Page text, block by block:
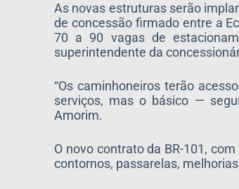
As novas estruturas serão
de concessão firmado entre a
70 a 90 vagas de
superintendente da
“Os caminhoneiros terão
serviços, mas o básico —
Amorim.
O novo contrato da BR-101,
contornos, passarelas,